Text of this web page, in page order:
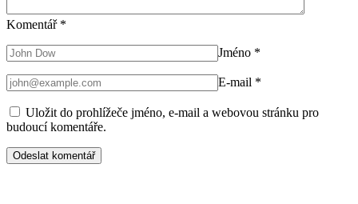
Komentář *
Jméno *
E-mail *
Uložit do prohlížeče jméno, e-mail a webovou stránku pro
budoucí komentáře.